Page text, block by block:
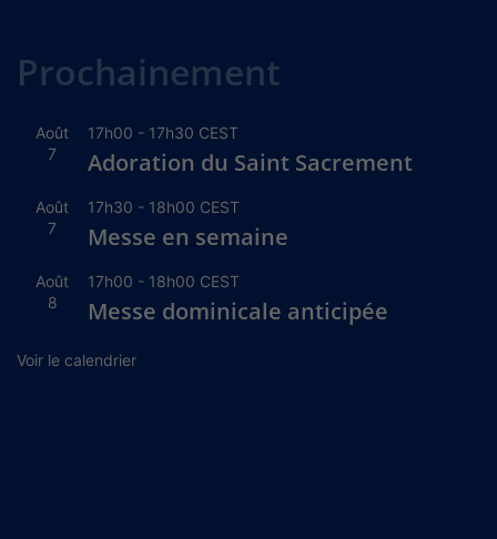
Prochainement
Août
7
17h00 - 17h30 CEST
Adoration du Saint Sacrement
Août
7
17h30 - 18h00 CEST
Messe en semaine
Août
8
17h00 - 18h00 CEST
Messe dominicale anticipée
Voir le calendrier